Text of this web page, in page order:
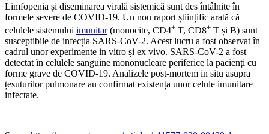
Limfopenia și diseminarea virală sistemică sunt des întâlnite în
formele severe de COVID-19. Un nou raport științific arată că
celulele sistemului imunitar(monocite, CD4+ T, CD8+ T și B) sunt
susceptibile de infecția SARS-CoV-2. Acest lucru a fost observat în
cadrul unor experimente in vitro și ex vivo. SARS-CoV-2 a fost
detectat în celulele sanguine mononucleare periferice la pacienți cu
forme grave de COVID-19. Analizele post-mortem in situ asupra
țesuturilor pulmonare au confirmat existența unor celule imunitare
infectate.